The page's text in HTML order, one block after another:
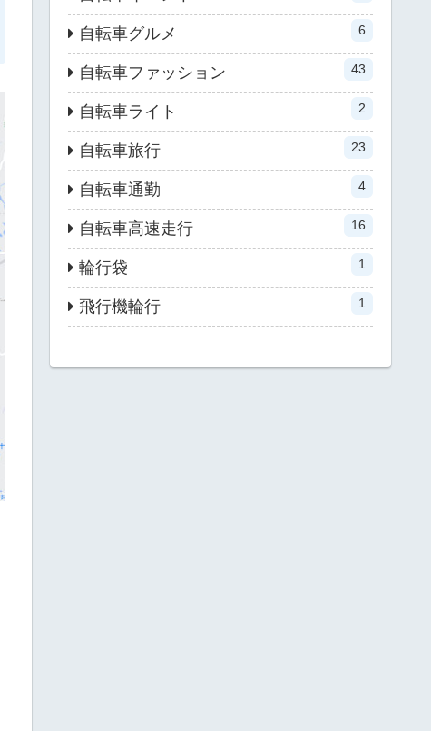
自転車グルメ 6
自転車ファッション 43
自転車ライト 2
自転車旅行 23
自転車通勤 4
自転車高速走行 16
輪行袋 1
飛行機輪行 1